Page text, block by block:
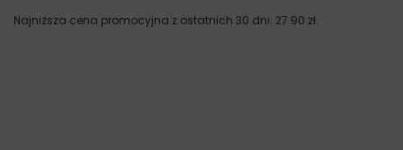
Najniższa cena promocyjna z ostatnich 30 dni: 27.90 zł.